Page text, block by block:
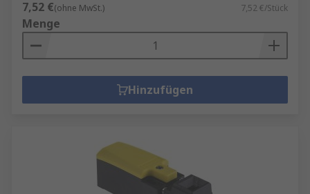
7,52 €(ohne MwSt.) 7,52 €/Stück
Menge
Hinzufügen